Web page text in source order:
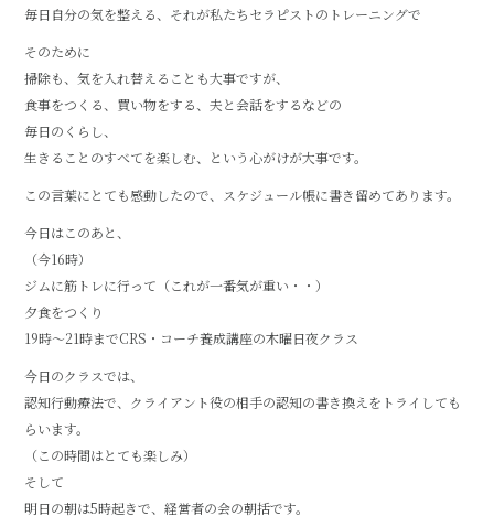
毎日自分の気を整える、それが私たちセラピストのトレーニングで
そのために
掃除も、気を入れ替えることも大事ですが、
食事をつくる、買い物をする、夫と会話をするなどの
毎日のくらし、
生きることのすべてを楽しむ、という心がけが大事です。
この言葉にとても感動したので、スケジュール帳に書き留めてあります。
今日はこのあと、
（今16時）
ジムに筋トレに行って（これが一番気が重い・・）
夕食をつくり
19時～21時までCRS・コーチ養成講座の木曜日夜クラス
今日のクラスでは、
認知行動療法で、クライアント役の相手の認知の書き換えをトライしても
らいます。
（この時間はとても楽しみ）
そして
明日の朝は5時起きで、経営者の会の朝括です。